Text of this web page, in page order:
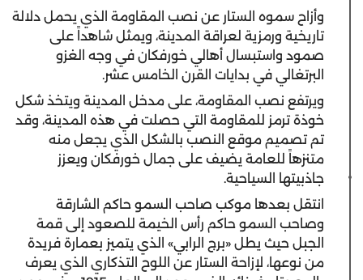
وأزاح سموه الستار عن نصب المقاومة الذي يحمل دلالة
تاريخية ورمزية لعراقة المدينة، ويمثل شاهداً على
صمود واستبسال أهالي خورفكان في وجه الغزو
البرتغالي في بدايات القرن الخامس عشر.
ويرتفع نصب المقاومة، على مدخل المدينة ويتخذ شكل
خوذة ترمز للمقاومة التي حصلت في هذه المدينة، وقد
تم تصميم موقع النصب بالشكل الذي يجعل منه
متنزهاً للعامة يضيف على جمال خورفكان ويعزز
جاذبيتها السياحية.
انتقل بعدها موكب صاحب السمو حاكم الشارقة
وصاحب السمو حاكم رأس الخيمة للصعود إلى قمة
الجبل حيث يطل «برج الرابي» الذي يتميز بعمارة فريدة
من نوعها، لإزاحة الستار عن اللوح التذكاري الذي يعرف